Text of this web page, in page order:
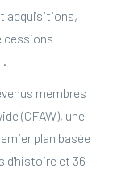
acquisitions,
cessions
membres
(CFAW), une
plan basée
d'histoire et 36